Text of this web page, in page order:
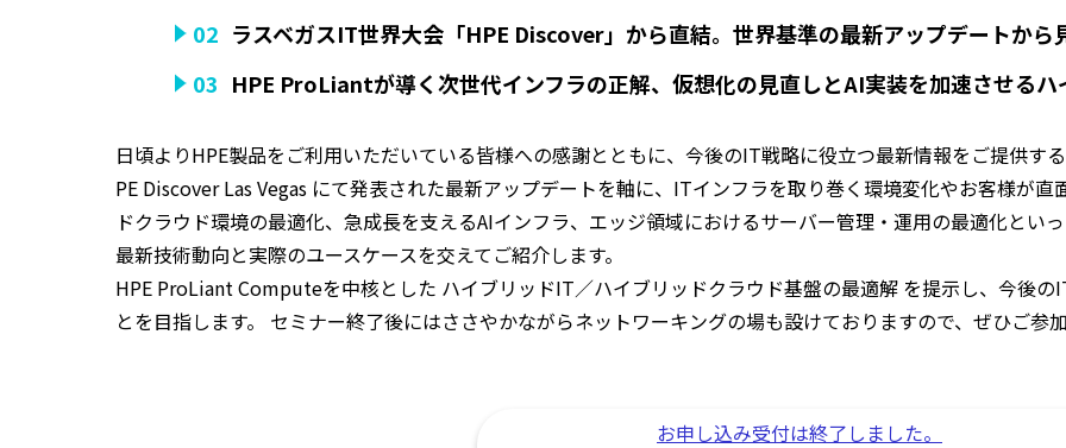
02 ラスベガスIT世界大会「HPE Discover」から直結。世界基準の最新アップデートから
03 HPE ProLiantが導く次世代インフラの正解、仮想化の見直しとAI実装を加速させる
日頃よりHPE製品をご利用いただいている皆様への感謝とともに、今後のIT戦略に役立つ最新情報をご提供す
PE Discover Las Vegas にて発表された最新アップデートを軸に、ITインフラを取り巻く環境変化やお客様が
ドクラウド環境の最適化、急成長を支えるAIインフラ、エッジ領域におけるサーバー管理・運用の最適化とい
最新技術動向と実際のユースケースを交えてご紹介します。
HPE ProLiant Computeを中核とした ハイブリッドIT／ハイブリッドクラウド基盤の最適解 を提示し、今後
とを目指します。 セミナー終了後にはささやかながらネットワーキングの場も設けておりますので、ぜひご参
お申し込み受付は終了しました。